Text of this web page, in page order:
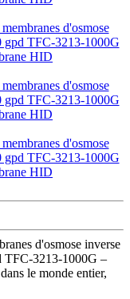
d'osmose inverse
TFC-3213-1000G –
le monde entier,